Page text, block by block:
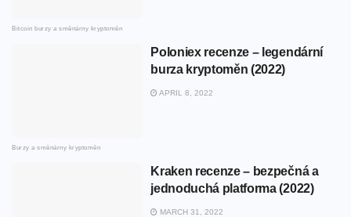
Bitcoin burzy a směnárny kryptoměn
Burzy a směnárny kryptoměn
Poloniex recenze – legendární
burza kryptoměn (2022)
APRIL 8, 2022
Kraken recenze – bezpečná a
jednoduchá platforma (2022)
MARCH 31, 2022